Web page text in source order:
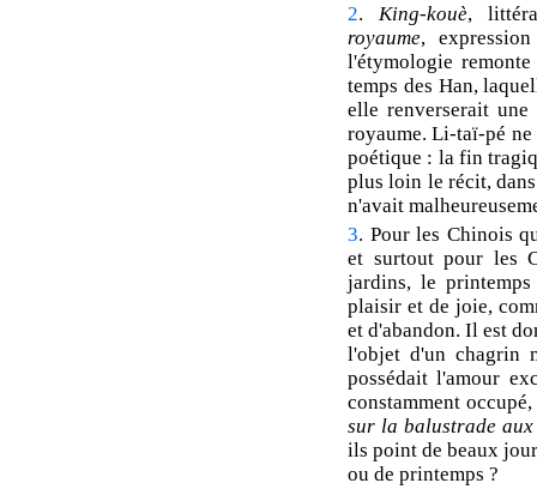
2. King-kouè,
royaume,
l'étymologie
temps des Han,
elle renverserait
royaume. Li-taï-pé
poétique : la fin
plus loin le récit,
n'avait
3. Pour les Chinois
et surtout pour les
jardins, le
plaisir et de joie,
et d'abandon. Il est
l'objet d'un chagrin
possédait l'amour
constamment
sur la balustrade aux
ils point de beaux
ou de printemps ?